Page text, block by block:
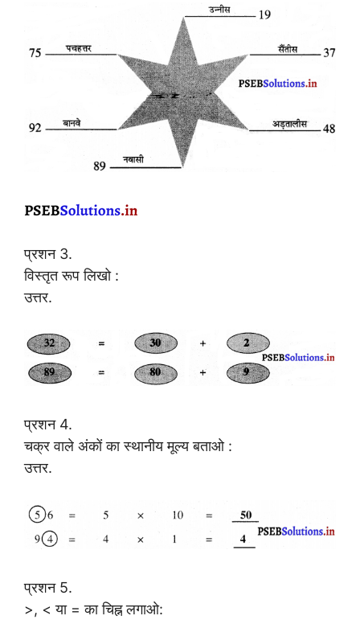
प्रशन 3.
विस्तृत रूप लिखो :
उत्तर.
प्रशन 4.
चक्र वाले अंकों का स्थानीय मूल्य बताओ :
उत्तर.
प्रशन 5.
>, < या = का चिह्न लगाओ: